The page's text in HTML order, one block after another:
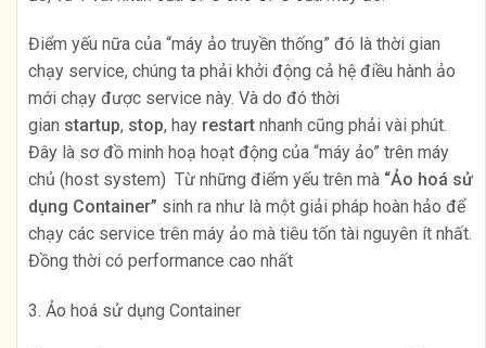
Điểm yếu nữa của “máy ảo truyền thống” đó là thời gian
chạy service, chúng ta phải khởi động cả hệ điều hành ảo
mới chạy được service này. Và do đó thời
gian startup, stop, hay restart nhanh cũng phải vài phút.
Đây là sơ đồ minh hoạ hoạt động của “máy ảo” trên máy
chủ (host system) Từ những điểm yếu trên mà “Ảo hoá sử
dụng Container” sinh ra như là một giải pháp hoàn hảo để
chạy các service trên máy ảo mà tiêu tốn tài nguyên ít nhất.
Đồng thời có performance cao nhất
3. Ảo hoá sử dụng Container